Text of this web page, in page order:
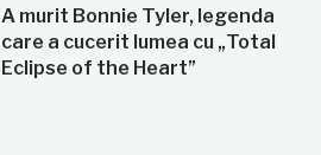
A murit Bonnie Tyler, legenda
care a cucerit lumea cu „Total
Eclipse of the Heart”